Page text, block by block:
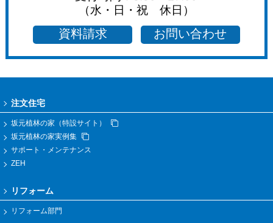
（水・日・祝 休日）
資料請求 お問い合わせ
注文住宅
坂元植林の家（特設サイト）
坂元植林の家実例集
サポート・メンテナンス
ZEH
リフォーム
リフォーム部門